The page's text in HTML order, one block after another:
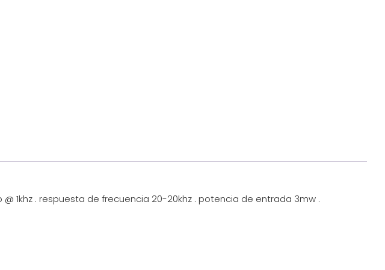
1khz . respuesta de frecuencia 20-20khz . potencia de entrada 3mw .